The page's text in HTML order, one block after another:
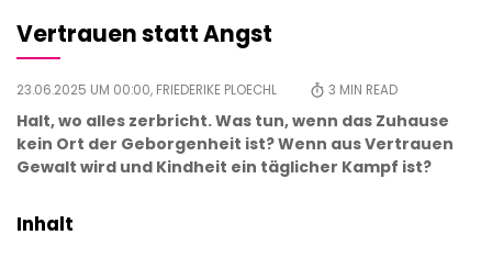
Vertrauen statt Angst
23.06.2025 UM 00:00, FRIEDERIKE PLOECHL 3 MIN READ
Halt, wo alles zerbricht. Was tun, wenn das Zuhause
kein Ort der Geborgenheit ist? Wenn aus Vertrauen
Gewalt wird und Kindheit ein täglicher Kampf ist?
Inhalt